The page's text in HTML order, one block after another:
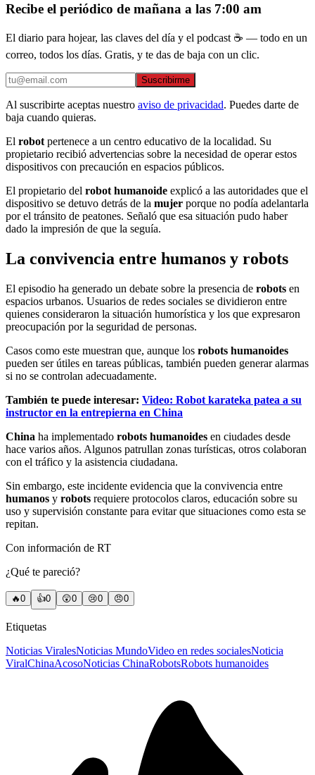
Recibe el periódico de mañana a las 7:00 am
El diario para hojear, las claves del día y el podcast ☕ — todo en un
correo, todos los días. Gratis, y te das de baja con un clic.
Suscribirme
Al suscribirte aceptas nuestro aviso de privacidad. Puedes darte de
baja cuando quieras.
El robot pertenece a un centro educativo de la localidad. Su
propietario recibió advertencias sobre la necesidad de operar estos
dispositivos con precaución en espacios públicos.
El propietario del robot humanoide explicó a las autoridades que el
dispositivo se detuvo detrás de la mujer porque no podía adelantarla
por el tránsito de peatones. Señaló que esa situación pudo haber
dado la impresión de que la seguía.
La convivencia entre humanos y robots
El episodio ha generado un debate sobre la presencia de robots en
espacios urbanos. Usuarios de redes sociales se dividieron entre
quienes consideraron la situación humorística y los que expresaron
preocupación por la seguridad de personas.
Casos como este muestran que, aunque los robots humanoides
pueden ser útiles en tareas públicas, también pueden generar alarmas
si no se controlan adecuadamente.
También te puede interesar: Video: Robot karateka patea a su
instructor en la entrepierna en China
China ha implementado robots humanoides en ciudades desde
hace varios años. Algunos patrullan zonas turísticas, otros colaboran
con el tráfico y la asistencia ciudadana.
Sin embargo, este incidente evidencia que la convivencia entre
humanos y robots requiere protocolos claros, educación sobre su
uso y supervisión constante para evitar que situaciones como esta se
repitan.
Con información de RT
¿Qué te pareció?
🔥0 👍0 😲0 😢0 😠0
Etiquetas
Noticias ViralesNoticias MundoVideo en redes socialesNoticia
ViralChinaAcosoNoticias ChinaRobotsRobots humanoides